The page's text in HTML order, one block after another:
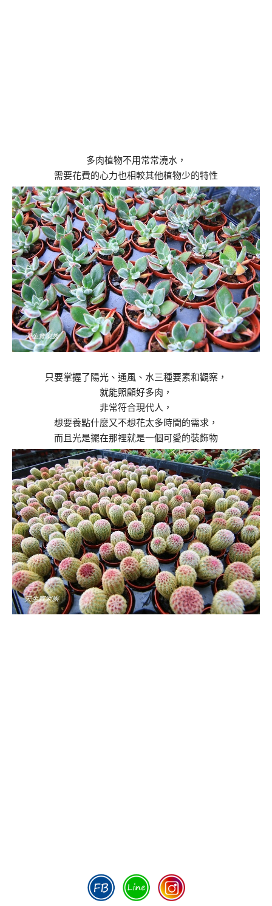
多肉植物不用常常澆水，
需要花費的心力也相較其他植物少的特性
只要掌握了陽光、通風、水三種要素和觀察，
就能照顧好多肉，
非常符合現代人，
想要養點什麼又不想花太多時間的需求，
而且光是擺在那裡就是一個可愛的裝飾物